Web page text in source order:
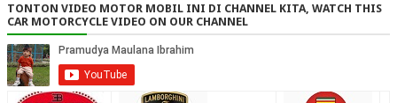
TONTON VIDEO MOTOR MOBIL INI DI CHANNEL KITA, WATCH THIS
CAR MOTORCYCLE VIDEO ON OUR CHANNEL